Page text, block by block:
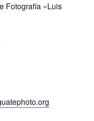
Fotografía «Luis